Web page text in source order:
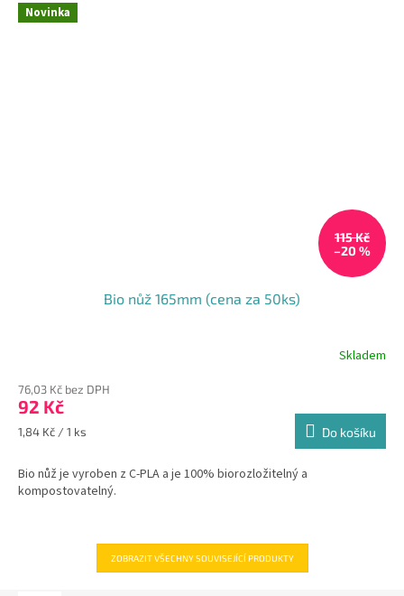
Novinka
115 Kč
–20 %
Bio nůž 165mm (cena za 50ks)
Skladem
76,03 Kč bez DPH
92 Kč
Měrná
1,84 Kč / 1 ks Do košíku
Bio nůž je vyroben z C-PLA a je 100% biorozložitelný a
kompostovatelný.
ZOBRAZIT VŠECHNY SOUVISEJÍCÍ PRODUKTY